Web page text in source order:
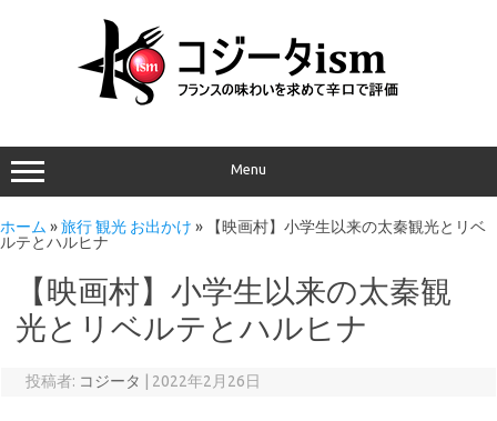
Menu
ホーム »旅行 観光 お出かけ »
【映画村】小学生以来の太秦観光とリベ
ルテとハルヒナ
【映画村】小学生以来の太秦観
光とリベルテとハルヒナ
投稿者: コジータ 2022年2月26日